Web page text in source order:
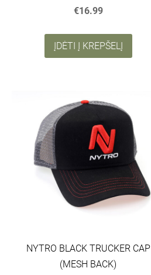
€16.99
ĮDĖTI Į KREPŠELĮ
NYTRO BLACK TRUCKER CAP
(MESH BACK)